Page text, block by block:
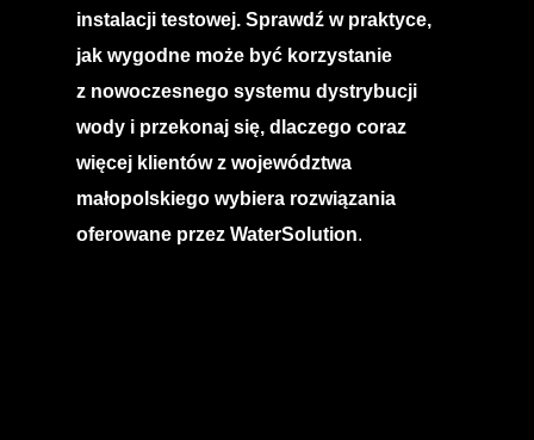
instalacji testowej. Sprawdź w praktyce,
jak wygodne może być korzystanie
z nowoczesnego systemu dystrybucji
wody i przekonaj się, dlaczego coraz
więcej klientów z województwa
małopolskiego wybiera rozwiązania
oferowane przez WaterSolution.